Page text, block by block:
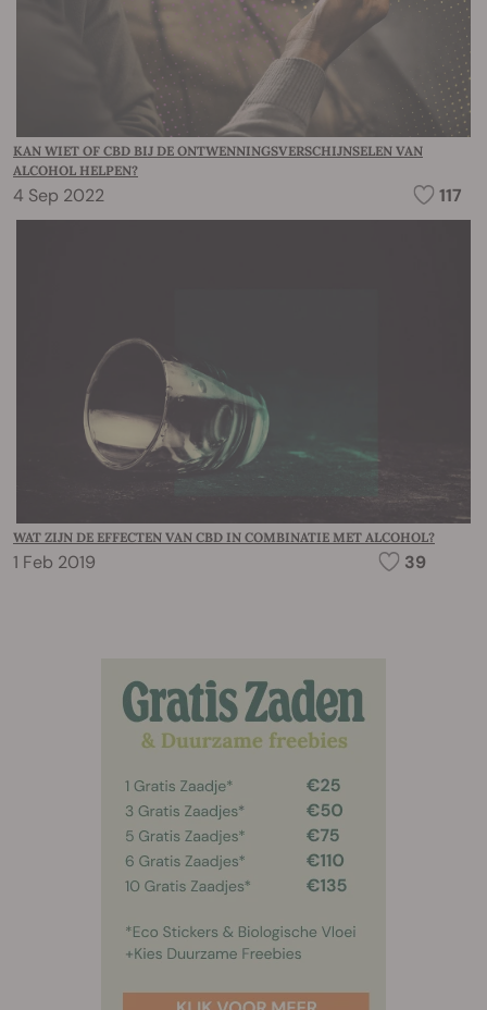
KAN WIET OF CBD BIJ DE ONTWENNINGSVERSCHIJNSELEN VAN
ALCOHOL HELPEN?
4 Sep 2022 117
WAT ZIJN DE EFFECTEN VAN CBD IN COMBINATIE MET ALCOHOL?
1 Feb 2019 39